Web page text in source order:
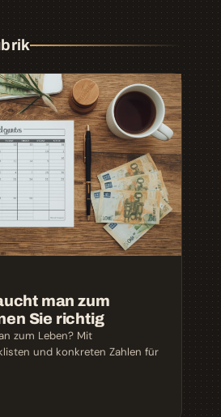
man zum
Sie richtig
zum Leben? Mit
und konkreten Zahlen für